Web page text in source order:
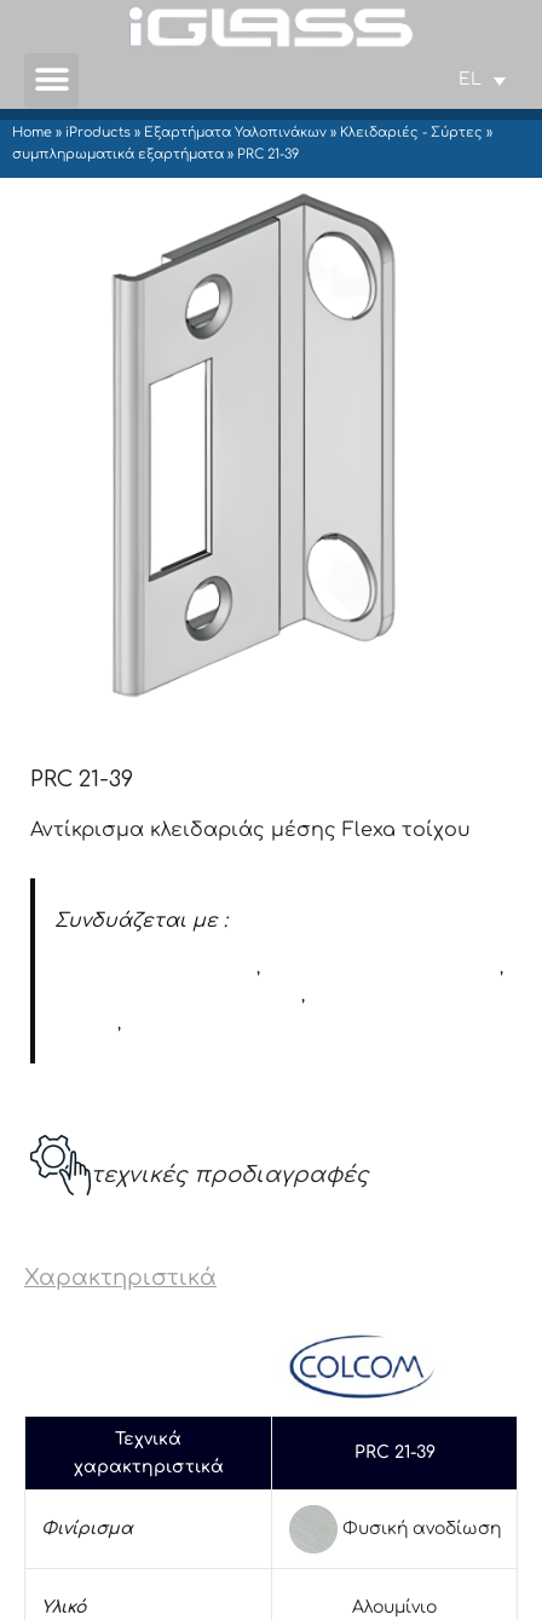
EL
Home » iProducts » Εξαρτήματα Υαλοπινάκων » Κλειδαριές - Σύρτες »
συμπληρωματικά εξαρτήματα » PRC 21-39
PRC 21-39
Αντίκρισμα κλειδαριάς μέσης Flexa τοίχου
Συνδυάζεται με :
,
,
,
,
τεχνικές προδιαγραφές
Χαρακτηριστικά
Τεχνικά
χαρακτηριστικά
PRC 21-39
Φινίρισμα Φυσική ανοδίωση
Υλικό Αλουμίνιο